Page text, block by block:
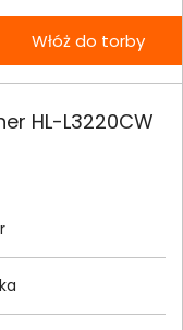
Włóż do torby
HL-L3220CW